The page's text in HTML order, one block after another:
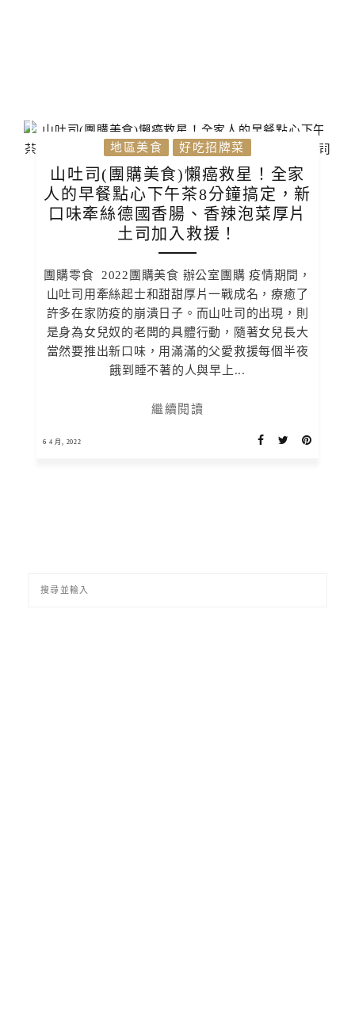
地區美食 好吃招牌菜
山吐司(團購美食)懶癌救星！全家
人的早餐點心下午茶8分鐘搞定，新
口味牽絲德國香腸、香辣泡菜厚片
土司加入救援！
團購零食 2022團購美食 辦公室團購 疫情期間，
山吐司用牽絲起士和甜甜厚片一戰成名，療癒了
許多在家防疫的崩潰日子。而山吐司的出現，則
是身為女兒奴的老闆的具體行動，隨著女兒長大
當然要推出新口味，用滿滿的父愛救援每個半夜
餓到睡不著的人與早上...
繼續閱讀
6 4 月, 2022